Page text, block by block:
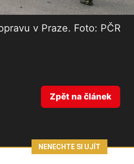
v Praze. Foto: PČR
Zpět na článek
NENECHTE SI UJÍT